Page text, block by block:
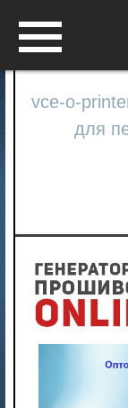
vce-o-
для